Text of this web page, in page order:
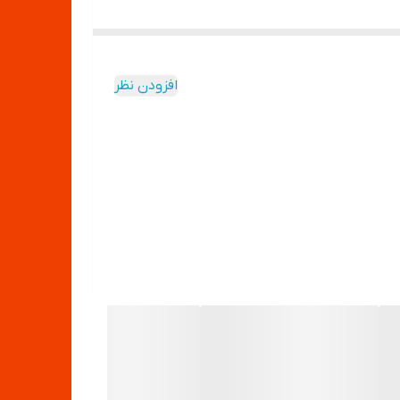
افزودن نظر